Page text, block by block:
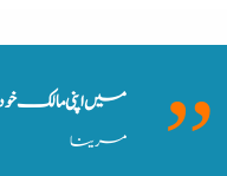
میں اپنی مالک
مرینا